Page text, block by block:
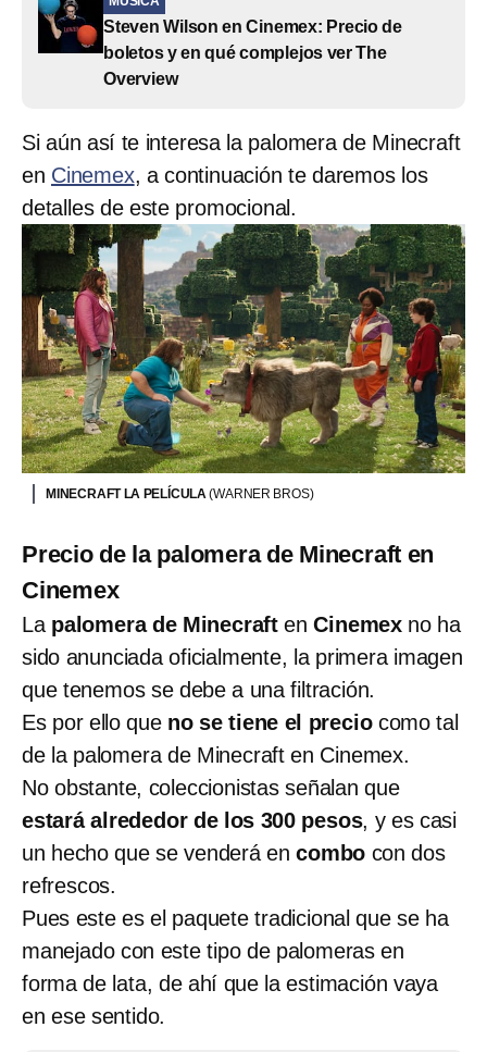
Steven Wilson en Cinemex: Precio de
boletos y en qué complejos ver The
Overview
Si aún así te interesa la palomera de Minecraft
en Cinemex, a continuación te daremos los
detalles de este promocional.
MINECRAFT LA PELÍCULA(WARNER BROS)
Precio de la palomera de Minecraft en
Cinemex
Lapalomera de Minecraft enCinemex no ha
sido anunciada oficialmente, la primera imagen
que tenemos se debe a una filtración.
Es por ello que no se tiene el precio como tal
de la palomera de Minecraft en Cinemex.
No obstante, coleccionistas señalan que
estará alrededor de los 300 pesos, y es casi
un hecho que se venderá encombo con dos
refrescos.
Pues este es el paquete tradicional que se ha
manejado con este tipo de palomeras en
forma de lata, de ahí que la estimación vaya
en ese sentido.